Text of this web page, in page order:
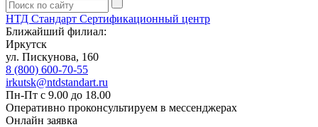
НТД Стандарт Сертификационный центр
Ближайший филиал:
Иркутск
ул. Пискунова, 160
8 (800) 600-70-55
irkutsk@ntdstandart.ru
Пн-Пт с 9.00 до 18.00
Оперативно проконсультируем в мессенджерах
Онлайн заявка